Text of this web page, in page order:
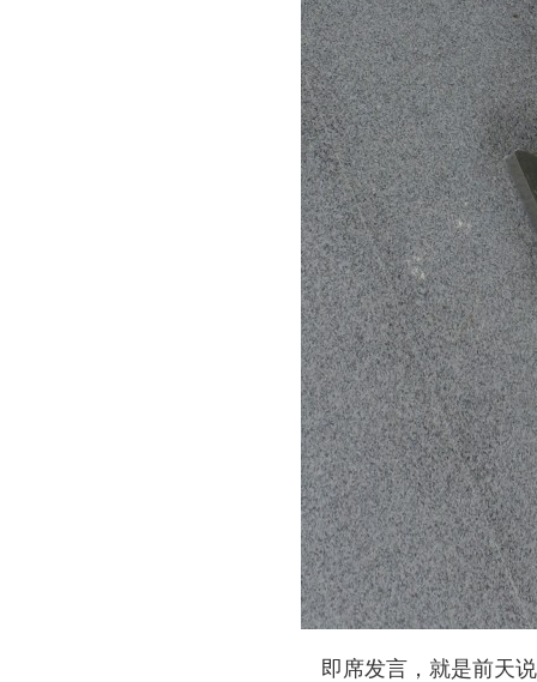
即席发言，就是前天